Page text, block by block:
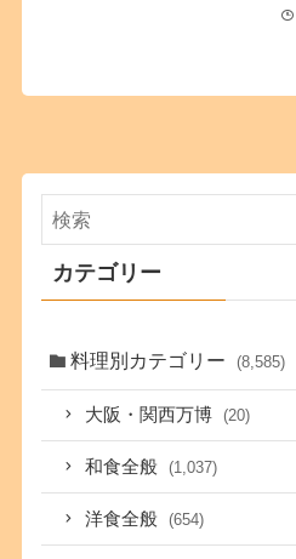
カテゴリー
料理別カテゴリー (8,585)
大阪・関西万博 (20)
和食全般 (1,037)
洋食全般 (654)